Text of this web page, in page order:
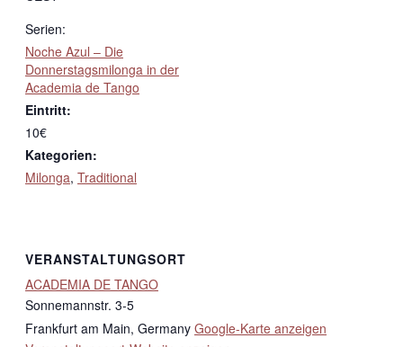
Serien:
Noche Azul – Die
Donnerstagsmilonga in der
Academia de Tango
Eintritt:
10€
Kategorien:
Milonga, Traditional
VERANSTALTUNGSORT
ACADEMIA DE TANGO
Sonnemannstr. 3-5
Frankfurt am Main, Germany Google-Karte anzeigen